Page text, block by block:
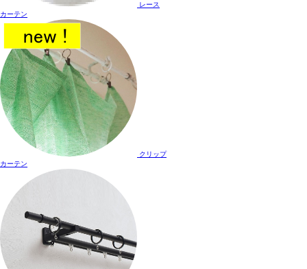
レース
カーテン
クリップ
カーテン